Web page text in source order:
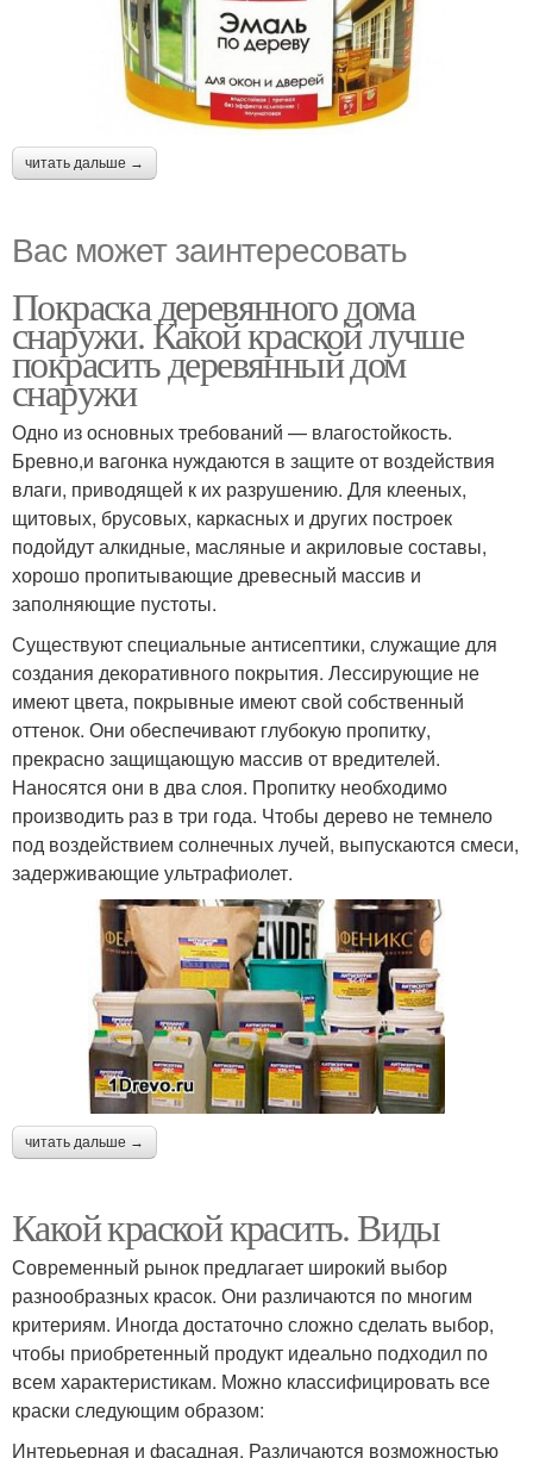
читать дальше →
Вас может заинтересовать
Покраска деревянного дома
снаружи. Какой краской лучше
покрасить деревянный дом
снаружи
Одно из основных требований — влагостойкость.
Бревно,и вагонка нуждаются в защите от воздействия
влаги, приводящей к их разрушению. Для клееных,
щитовых, брусовых, каркасных и других построек
подойдут алкидные, масляные и акриловые составы,
хорошо пропитывающие древесный массив и
заполняющие пустоты.
Существуют специальные антисептики, служащие для
создания декоративного покрытия. Лессирующие не
имеют цвета, покрывные имеют свой собственный
оттенок. Они обеспечивают глубокую пропитку,
прекрасно защищающую массив от вредителей.
Наносятся они в два слоя. Пропитку необходимо
производить раз в три года. Чтобы дерево не темнело
под воздействием солнечных лучей, выпускаются смеси,
задерживающие ультрафиолет.
читать дальше →
Какой краской красить. Виды
Современный рынок предлагает широкий выбор
разнообразных красок. Они различаются по многим
критериям. Иногда достаточно сложно сделать выбор,
чтобы приобретенный продукт идеально подходил по
всем характеристикам. Можно классифицировать все
краски следующим образом:
Интерьерная и фасадная. Различаются возможностью